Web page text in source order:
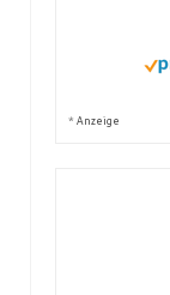
* Anzeige